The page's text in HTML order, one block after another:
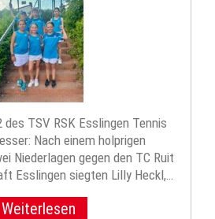
des TSV RSK Esslingen Tennis
Nach einem holprigen
Niederlagen gegen den TC Ruit
Esslingen siegten Lilly Heckl,…
Weiterlesen